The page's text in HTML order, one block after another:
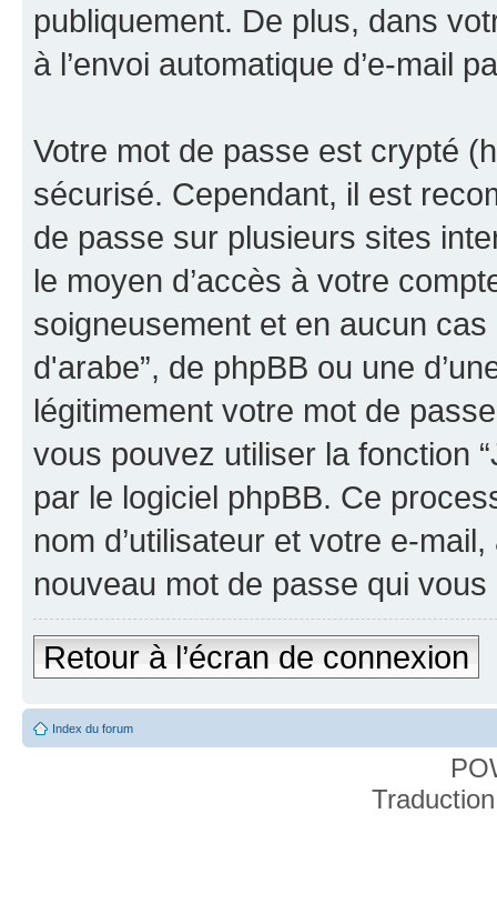
publiquement. De plus, dans
à l’envoi automatique d’e-mail
Votre mot de passe est crypté
sécurisé. Cependant, il est
de passe sur plusieurs sites
le moyen d’accès à votre
soigneusement et en aucun
d'arabe”, de phpBB ou une
légitimement votre mot de
vous pouvez utiliser la fonction
par le logiciel phpBB. Ce
nom d’utilisateur et votre e-
nouveau mot de passe qui
Retour à l’écran de connexion
Index du forum